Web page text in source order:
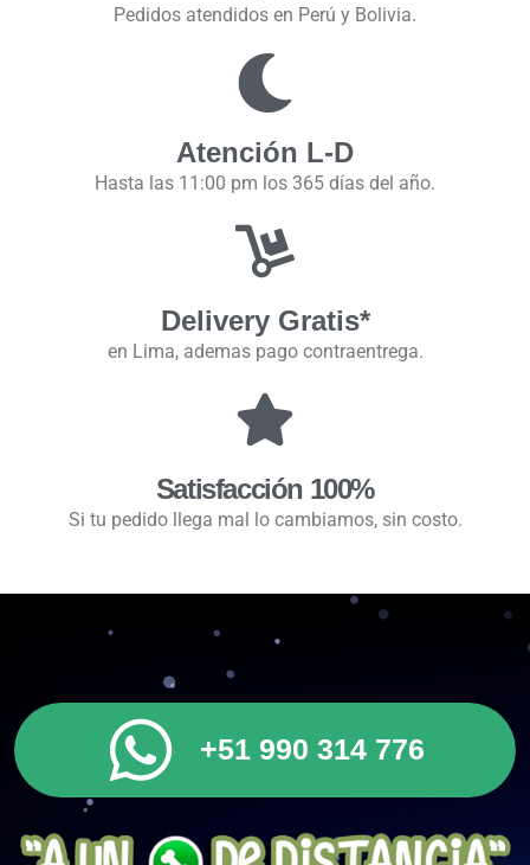
Pedidos atendidos en Perú y Bolivia.
Atención L-D
Hasta las 11:00 pm los 365 días del año.
Delivery Gratis*
en Lima, ademas pago contraentrega.
Satisfacción 100%
Si tu pedido llega mal lo cambiamos, sin costo.
+51 990 314 776